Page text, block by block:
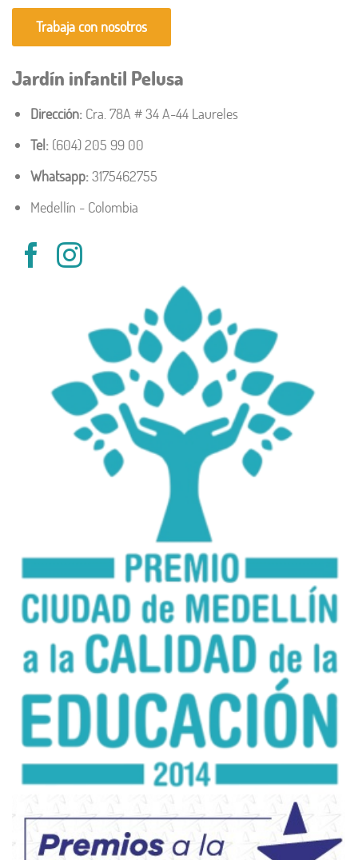
Trabaja con nosotros
Jardín infantil Pelusa
Dirección: Cra. 78A # 34 A-44 Laureles
Tel: (604) 205 99 00
Whatsapp:3175462755
Medellín - Colombia